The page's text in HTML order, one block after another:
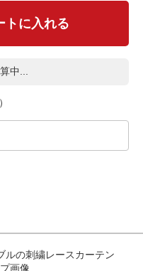
トに入れる
中...
）
ルの刺繍レースカーテン